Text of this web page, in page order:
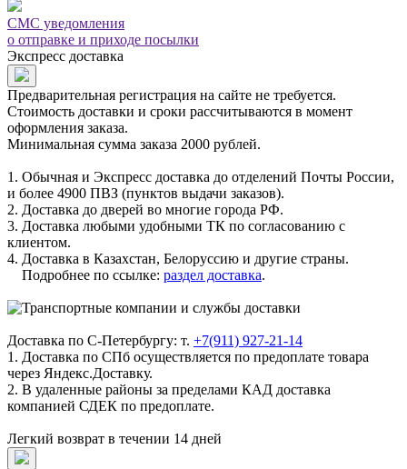
СМС уведомления
о отправке и приходе посылки
Экспресс доставка
Предварительная регистрация на сайте не требуется.
Стоимость доставки и сроки рассчитываются в момент
оформления заказа.
Минимальная сумма заказа 2000 рублей.
1. Обычная и Экспресс доставка до отделений Почты России,
и более 4900 ПВЗ (пунктов выдачи заказов).
2. Доставка до дверей во многие города РФ.
3. Доставка любыми удобными ТК по согласованию с
клиентом.
4. Доставка в Казахстан, Белоруссию и другие страны.
Подробнее по ссылке: раздел доставка.
Доставка по С-Петербургу: т. +7(911) 927-21-14
1. Доставка по СПб осуществляется по предоплате товара
через Яндекс.Доставку.
2. В удаленные районы за пределами КАД доставка
компанией СДЕК по предоплате.
Легкий возврат в течении 14 дней